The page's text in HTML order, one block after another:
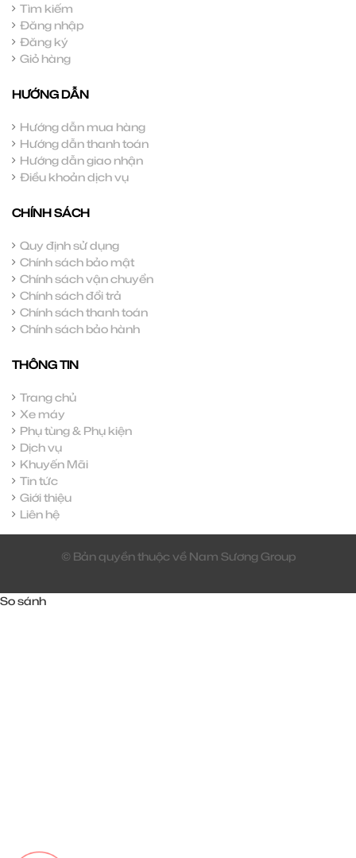
Tìm kiếm
Đăng nhập
Đăng ký
Giỏ hàng
HƯỚNG DẪN
Hướng dẫn mua hàng
Hướng dẫn thanh toán
Hướng dẫn giao nhận
Điều khoản dịch vụ
CHÍNH SÁCH
Quy định sử dụng
Chính sách bảo mật
Chính sách vận chuyển
Chính sách đổi trả
Chính sách thanh toán
Chính sách bảo hành
THÔNG TIN
Trang chủ
Xe máy
Phụ tùng & Phụ kiện
Dịch vụ
Khuyến Mãi
Tin tức
Giới thiệu
Liên hệ
© Bản quyền thuộc về Nam Sương Group
So sánh